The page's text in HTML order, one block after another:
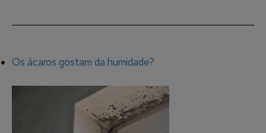
Os ácaros gostam da humidade?